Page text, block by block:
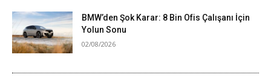
BMW’den Şok Karar: 8 Bin Ofis Çalışanı İçin
Yolun Sonu
02/08/2026